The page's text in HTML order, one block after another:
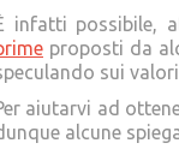
infatti possibile,
proposti da
sui
aiutarvi ad
alcune